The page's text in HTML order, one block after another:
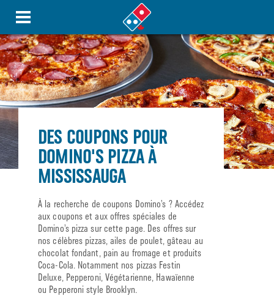
DES COUPONS POUR
DOMINO'S PIZZA À
MISSISSAUGA
À la recherche de coupons Domino’s ? Accédez
aux coupons et aux offres spéciales de
Domino’s pizza sur cette page. Des offres sur
nos célèbres pizzas, ailes de poulet, gâteau au
chocolat fondant, pain au fromage et produits
Coca-Cola. Notamment nos pizzas Festin
Deluxe, Pepperoni, Végétarienne, Hawaïenne
ou Pepperoni style Brooklyn.